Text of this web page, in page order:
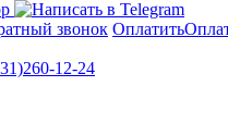
звонок Оплатить
12-24